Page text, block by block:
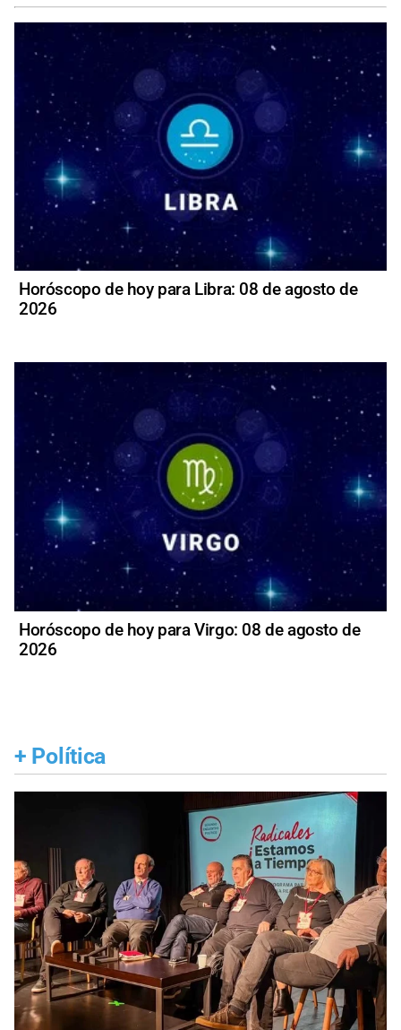
Horóscopo de hoy para Libra: 08 de agosto de
2026
Horóscopo de hoy para Virgo: 08 de agosto de
2026
+ Política